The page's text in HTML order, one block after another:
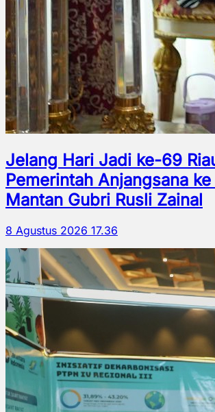
Jelang Hari Jadi ke-69
Pemerintah Anjangsana
Mantan Gubri Rusli Zainal
8 Agustus 2026 17.36